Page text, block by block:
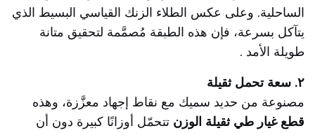
الساحلية. وعلى عكس الطلاء الزنك القياسي البسيط الذي
يتآكل بسرعة، فإن هذه الطبقة مُصمَّمة لتحقيق متانة
طويلة الأمد .
٢. سعة تحمل ثقيلة
مصنوعة من حديد سميك مع نقاط إجهاد معزَّزة، وهذه
قطع غيار طي ثقيلة الوزن تتحمّل أوزانًا كبيرة دون أن